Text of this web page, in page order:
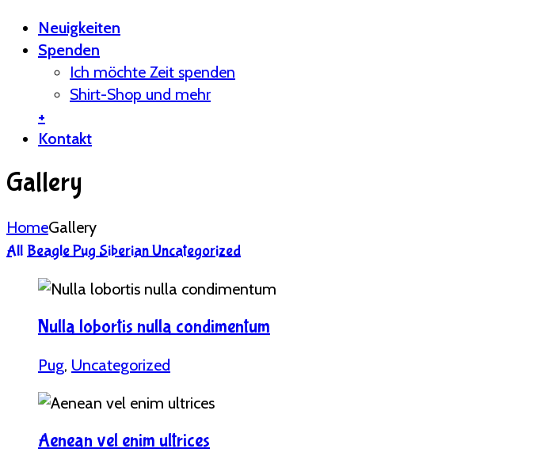
Neuigkeiten
Spenden
Ich möchte Zeit spenden
Shirt-Shop und mehr
+
Kontakt
Gallery
HomeGallery
All BeaglePug SiberianUncategorized
Nulla lobortis nulla condimentum
Pug, Uncategorized
Aenean vel enim ultrices